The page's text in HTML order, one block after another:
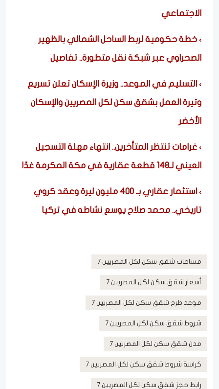
الاجتماعي
خطة حكومية لربط الساحل الشمالي بالظهير
الصحراوي عبر شبكة نقل متطورة.. تفاصيل
التسليم في الموعد.. وزيرة الإسكان تعلن تسريع
وتيرة العمل بشقق سكن لكل المصريين والإسكان
الأخضر
غرامات تنتظر المتأخرين.. انتهاء مهلة التسجيل
العيني لـ148 قطعة عقارية في مكة المكرمة غدًا
استثمار عقاري بـ 400 مليون ليرة وعقد كروي
تاريخي.. محمد صلاح يوسع نشاطه في تركيا
مساحات شقق سكن لكل المصريين 7
أسعار شقق سكن لكل المصريين 7
موعد طرح شقق سكن لكل المصريين 7
شروط شقق سكن لكل المصريين 7
مدن شقق سكن لكل المصريين 7
كراسة شروط شقق سكن لكل المصريين 7
رابط حجز شقق سكن لكل المصريين 7